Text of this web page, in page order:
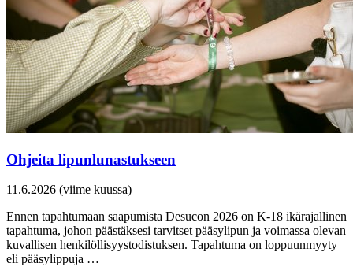
Ohjeita lipunlunastukseen
11.6.2026 (viime kuussa)
Ennen tapahtumaan saapumista Desucon 2026 on K-18 ikärajallinen
tapahtuma, johon päästäksesi tarvitset pääsylipun ja voimassa olevan
kuvallisen henkilöllisyystodistuksen. Tapahtuma on loppuunmyyty
eli pääsylippuja …